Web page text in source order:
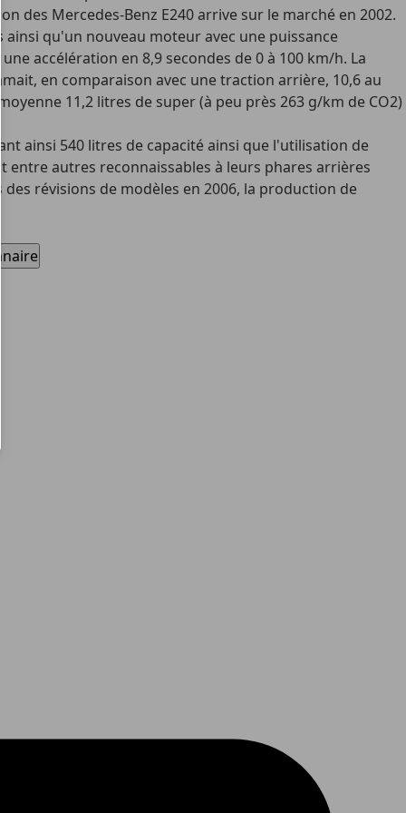
des Mercedes-Benz E240 arrive sur le marché en 2002.
ainsi qu'un nouveau moteur avec une puissance
accélération en 8,9 secondes de 0 à 100 km/h. La
en comparaison avec une traction arrière, 10,6 au
11,2 litres de super (à peu près 263 g/km de CO2)
ainsi 540 litres de capacité ainsi que l'utilisation de
autres reconnaissables à leurs phares arrières
révisions de modèles en 2006, la production de